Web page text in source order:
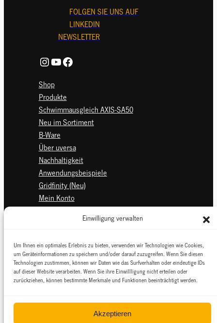
Einwilligung verwalten
Um Ihnen ein optimales Erlebnis zu bieten, verwenden wir Technologien wie Cookies,
um Geräteinformationen zu speichern und/oder darauf zuzugreifen. Wenn Sie diesen
Technologien zustimmen, können wir Daten wie das Surfverhalten oder eindeutige IDs
auf dieser Website verarbeiten. Wenn Sie ihre Einwillligung nicht erteilen oder
zurückziehen, können bestimmte Merkmale und Funktionen beeinträchtigt werden.
Akzeptieren
FOLGEN SIE UNS AUF
LINKEDIN
NEWSLETTER
Instagram
YouTube
Facebook
Shop
Produkte
Schwimmausgleich AXIS-SA50
Neu im Sortiment
B-Ware
Über uversa
Nachhaltigkeit
Anwendungsbeispiele
Gridfinity (Neu)
Mein Konto
Datenschutzerklärung
Datenschutz für Bewerbungen
Widerrufsbelehrung